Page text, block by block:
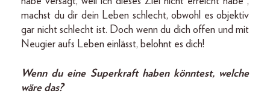
machst du dir dein Leben schlecht, obwohl es objektiv
gar nicht schlecht ist. Doch wenn du dich offen und mit
Neugier aufs Leben einlässt, belohnt es dich!
Wenn du eine Superkraft haben könntest, welche
wäre das?